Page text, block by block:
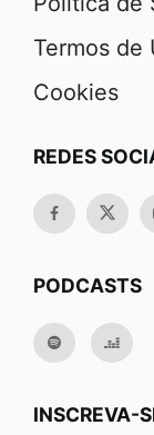
Termos de
Cookies
REDES
PODCASTS
INSCREVA-